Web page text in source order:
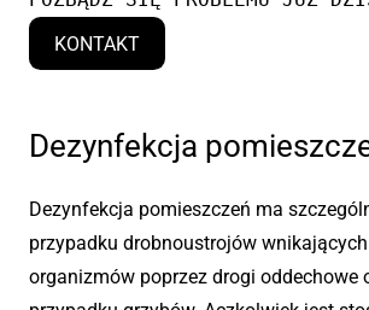
KONTAKT
Dezynfekcja
Dezynfekcja pomieszczeń ma
przypadku drobnoustrojów
organizmów poprzez drogi oddechowe